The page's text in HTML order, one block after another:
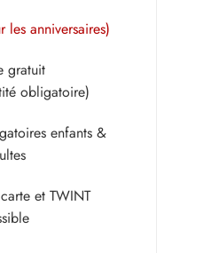
les anniversaires)
gratuit
obligatoire)
enfants &
et TWINT